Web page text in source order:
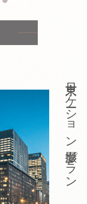
東京ロケーション撮影プラン